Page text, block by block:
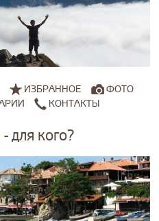
ИЗБРАННОЕ
ФОТО
КОНТАКТЫ
для кого?